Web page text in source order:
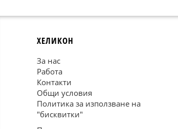
ХЕЛИКОН
За нас
Работа
Контакти
Общи условия
Политика за използване на
"бисквитки"